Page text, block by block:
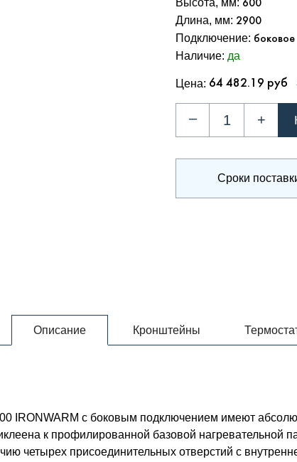
Высота, мм: 600
Длина, мм: 2900
Подключение: боковое
Наличие: да
Цена: 64 482.19 руб
– +
Сроки
Описание Кронштейны
IRONWARM с боковым подключением имеют
к профилированной базовой
четырех присоединительных отверстий с